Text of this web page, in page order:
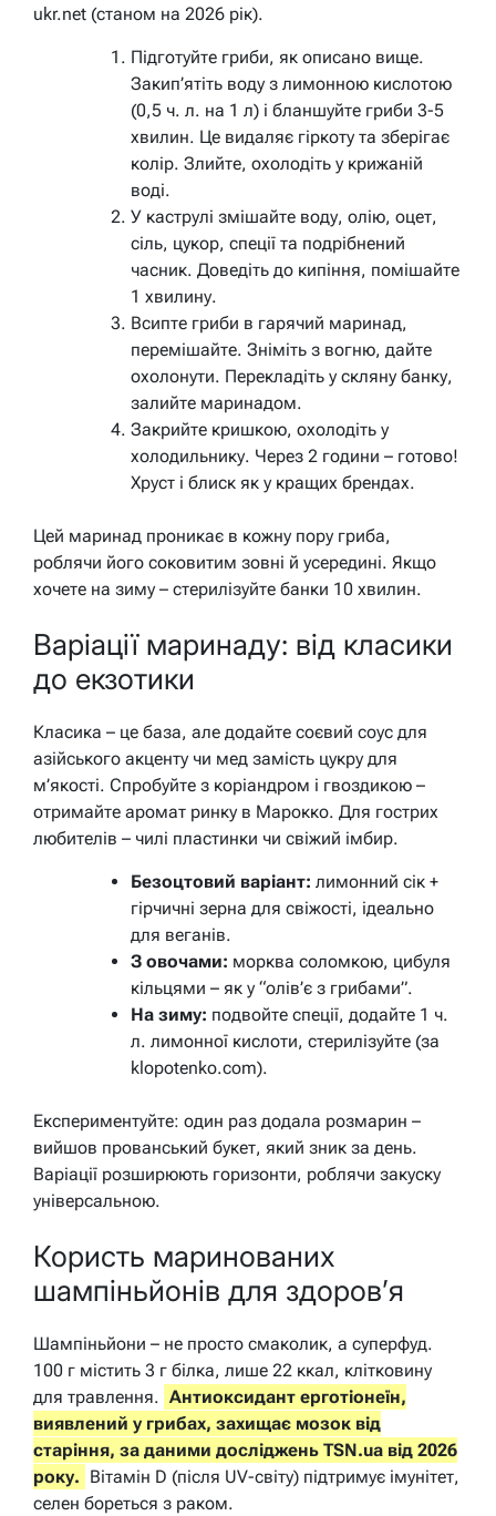
ukr.net (станом на 2026 рік).
Підготуйте гриби, як описано вище.
Закип’ятіть воду з лимонною кислотою
(0,5 ч. л. на 1 л) і бланшуйте гриби 3-5
хвилин. Це видаляє гіркоту та зберігає
колір. Злийте, охолодіть у крижаній
воді.
У каструлі змішайте воду, олію, оцет,
сіль, цукор, спеції та подрібнений
часник. Доведіть до кипіння, помішайте
1 хвилину.
Всипте гриби в гарячий маринад,
перемішайте. Зніміть з вогню, дайте
охолонути. Перекладіть у скляну банку,
залийте маринадом.
Закрийте кришкою, охолодіть у
холодильнику. Через 2 години – готово!
Хруст і блиск як у кращих брендах.
Цей маринад проникає в кожну пору гриба,
роблячи його соковитим зовні й усередині. Якщо
хочете на зиму – стерилізуйте банки 10 хвилин.
Варіації маринаду: від класики
до екзотики
Класика – це база, але додайте соєвий соус для
азійського акценту чи мед замість цукру для
м’якості. Спробуйте з коріандром і гвоздикою –
отримайте аромат ринку в Марокко. Для гострих
любителів – чилі пластинки чи свіжий імбир.
Безоцтовий варіант: лимонний сік +
гірчичні зерна для свіжості, ідеально
для веганів.
З овочами: морква соломкою, цибуля
кільцями – як у “олів’є з грибами”.
На зиму: подвойте спеції, додайте 1 ч.
л. лимонної кислоти, стерилізуйте (за
klopotenko.com).
Експериментуйте: один раз додала розмарин –
вийшов прованський букет, який зник за день.
Варіації розширюють горизонти, роблячи закуску
універсальною.
Користь маринованих
шампіньйонів для здоров’я
Шампіньйони – не просто смаколик, а суперфуд.
100 г містить 3 г білка, лише 22 ккал, клітковину
для травлення. Антиоксидант ерготіонеїн,
виявлений у грибах, захищає мозок від
старіння, за даними досліджень TSN.ua від 2026
року. Вітамін D (після UV-світу) підтримує імунітет,
селен бореться з раком.